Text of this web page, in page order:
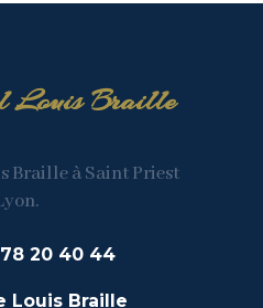
Louis Braille
Braille à Saint Priest
20 40 44
Louis Braille